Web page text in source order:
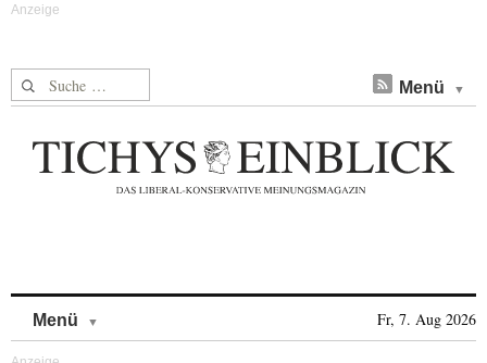
Suche nach: Menü
Menü Fr, 7. Aug 2026